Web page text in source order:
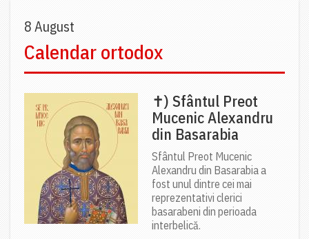
8 August
Calendar ortodox
✝) Sfântul Preot
Mucenic Alexandru
din Basarabia
Sfântul Preot Mucenic
Alexandru din Basarabia a
fost unul dintre cei mai
reprezentativi clerici
basarabeni din perioada
interbelică.